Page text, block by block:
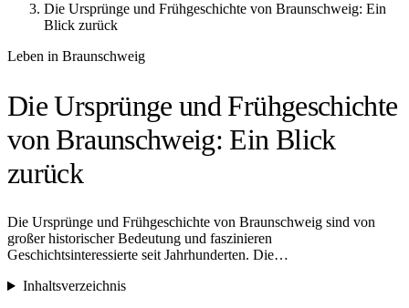
Die Ursprünge und Frühgeschichte von Braunschweig: Ein
Blick zurück
Leben in Braunschweig
Die Ursprünge und Frühgeschichte
von Braunschweig: Ein Blick
zurück
Die Ursprünge und Frühgeschichte von Braunschweig sind von
großer historischer Bedeutung und faszinieren
Geschichtsinteressierte seit Jahrhunderten. Die…
Inhaltsverzeichnis